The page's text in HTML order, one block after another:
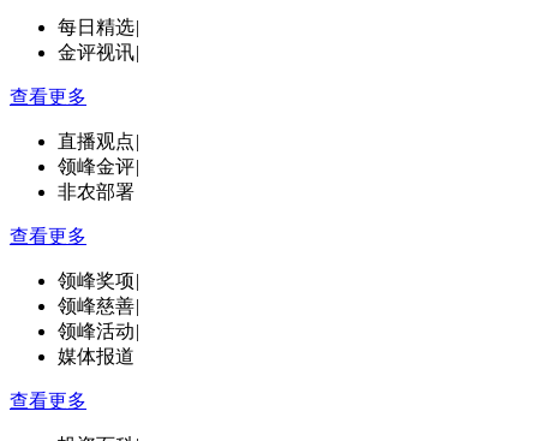
每日精选|
金评视讯|
查看更多
直播观点|
领峰金评|
非农部署
查看更多
领峰奖项|
领峰慈善|
领峰活动|
媒体报道
查看更多